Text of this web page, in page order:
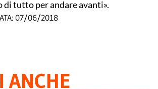
di tutto per andare avanti».
07/06/2018
ANCHE